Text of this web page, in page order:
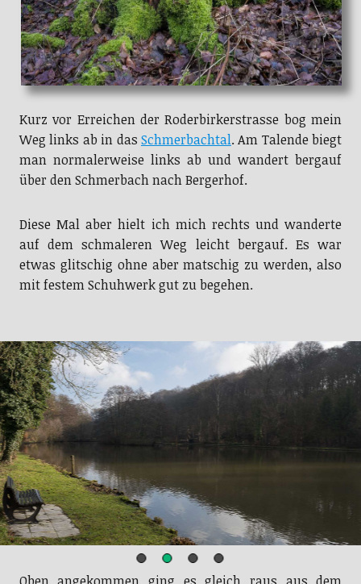
Kurz vor Erreichen der Roderbirkerstrasse bog mein
Weg links ab in das Schmerbachtal. Am Talende biegt
man normalerweise links ab und wandert bergauf
über den Schmerbach nach Bergerhof.
Diese Mal aber hielt ich mich rechts und wanderte
auf dem schmaleren Weg leicht bergauf. Es war
etwas glitschig ohne aber matschig zu werden, also
mit festem Schuhwerk gut zu begehen.